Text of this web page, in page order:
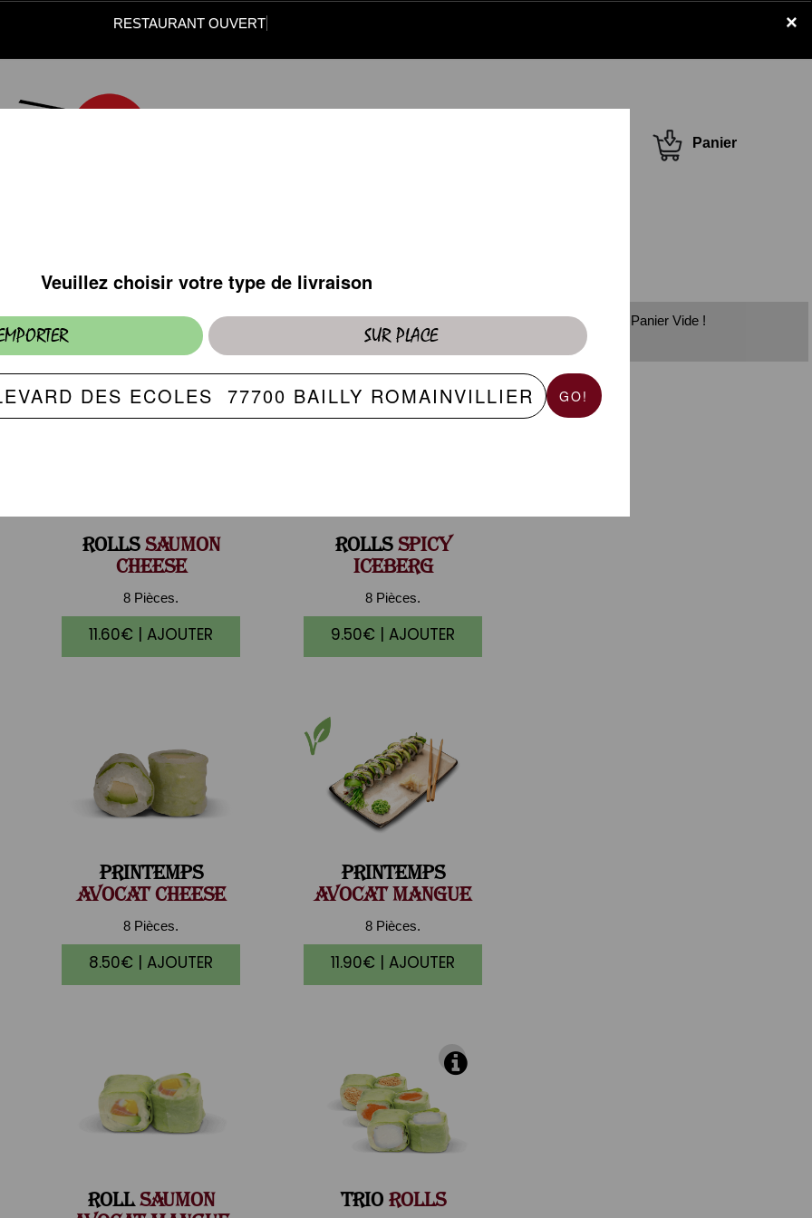
×
RESTAURANT OUVERT
Panier
ROLLS
ROLLSSAUMON
CHEESE
8 Pièces.
11.60€ | AJOUTER
ROLLSSPICY
ICEBERG
8 Pièces.
9.50€ | AJOUTER
PRINTEMPS
AVOCAT CHEESE
8 Pièces.
8.50€ | AJOUTER
PRINTEMPS
AVOCAT MANGUE
8 Pièces.
11.90€ | AJOUTER
ROLLSAUMON
TRIOROLLS
Panier Vide !